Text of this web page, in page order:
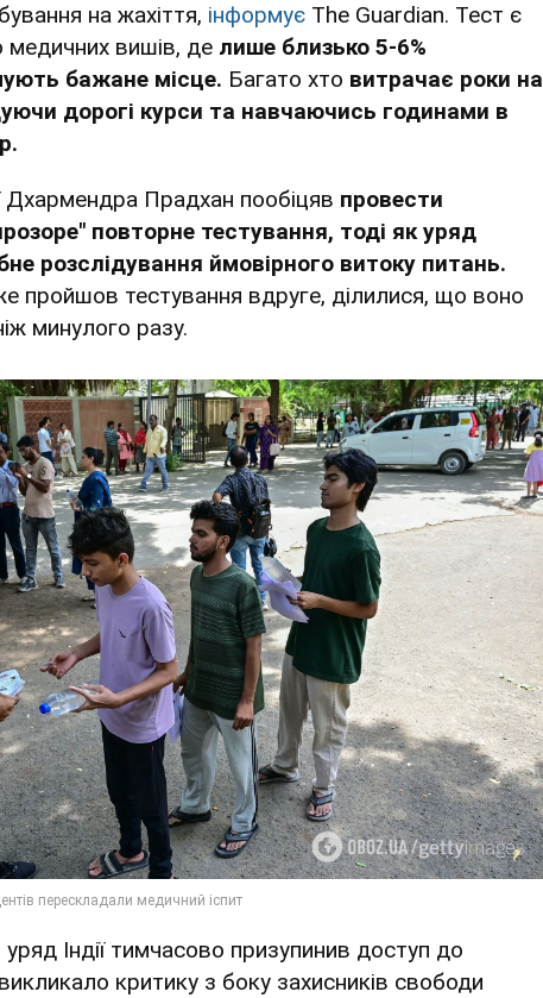
на жахіття, інформує Тhe Guardian. Тест є
медичних вишів, де лише близько 5-6%
бажане місце. Багато хто витрачає роки на
дорогі курси та навчаючись годинами в
Дхармендра Прадхан пообіцяв провести
повторне тестування, тоді як уряд
розслідування ймовірного витоку питань.
пройшов тестування вдруге, ділилися, що воно
минулого разу.
Індії тимчасово призупинив доступ до
критику з боку захисників свободи